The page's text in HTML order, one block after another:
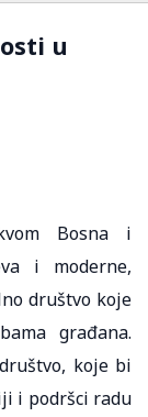
u
Bosna i
i moderne,
društvo koje
građana.
koje bi
i podršci radu